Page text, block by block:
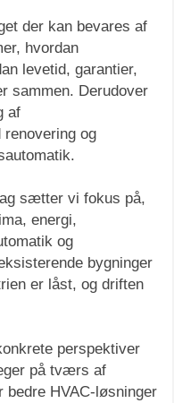
der kan bevares af
hvordan
levetid, garantier,
sammen. Derudover
af
renovering og
sætter vi fokus på,
energi,
og
bygninger
er låst, og driften
perspektiver
på tværs af
bedre HVAC-løsninger